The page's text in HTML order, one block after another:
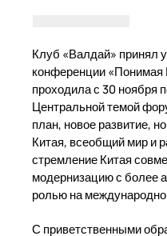
Клуб «Валдай» принял
конференции «Понимая
проходила с 30 ноября
Центральной темой
план, новое развитие,
Китая, всеобщий мир и
стремление Китая
модернизацию с более
ролью на
С приветственными